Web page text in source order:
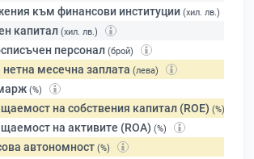
към финансови институции (хил. лв.)
капитал (хил. лв.)
персонал (брой)
нетна месечна заплата (лева)
(%)
на собствения капитал (ROE) (%)
на активите (ROA) (%)
автономност (%)